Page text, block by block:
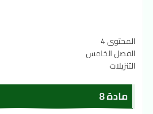
المحتوى 4
الفصل الخامس
التنزيلات
مادة 8